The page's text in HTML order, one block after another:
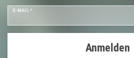
E-MAIL *
Anmelden